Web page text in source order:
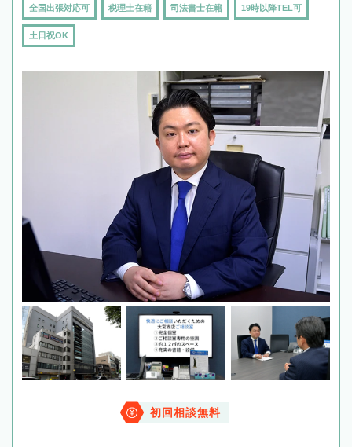
全国出張対応可 税理士在籍 司法書士在籍 19時以降TEL可
土日祝OK
初回相談無料